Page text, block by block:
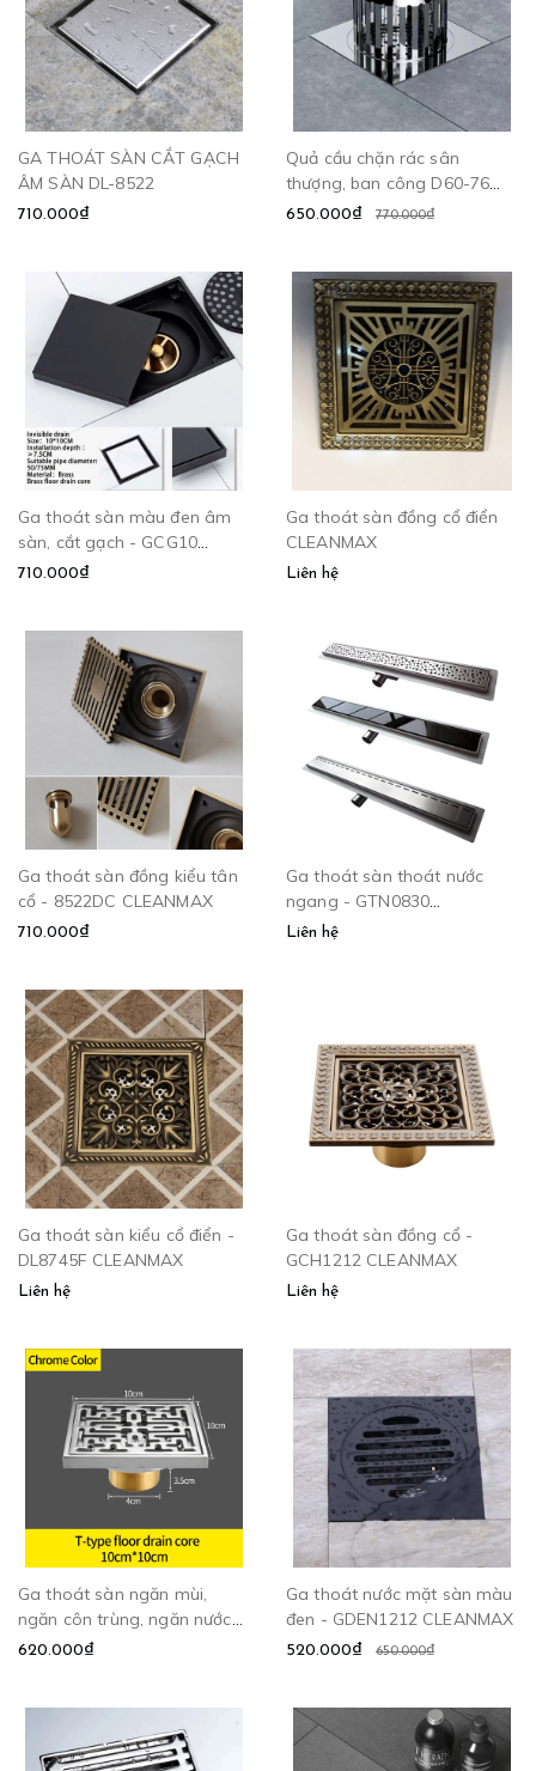
GA THOÁT SÀN CẮT GẠCH
ÂM SÀN DL-8522
710.000₫
Quả cầu chặn rác sân
thượng, ban công D60-76
CLEANMAX
650.000₫ 770.000₫
Ga thoát sàn màu đen âm
sàn, cắt gạch - GCG10
CLEANMAX
710.000₫
Ga thoát sàn đồng cổ điển
CLEANMAX
Liên hệ
Ga thoát sàn đồng kiểu tân
cổ - 8522DC CLEANMAX
710.000₫
Ga thoát sàn thoát nước
ngang - GTN0830
CLEANMAX
Liên hệ
Ga thoát sàn kiểu cổ điển -
DL8745F CLEANMAX
Liên hệ
Ga thoát sàn đồng cổ -
GCH1212 CLEANMAX
Liên hệ
Ga thoát sàn ngăn mùi,
ngăn côn trùng, ngăn nước
trào ngược - DL8599
620.000₫
Ga thoát nước mặt sàn màu
đen - GDEN1212 CLEANMAX
520.000₫ 650.000₫